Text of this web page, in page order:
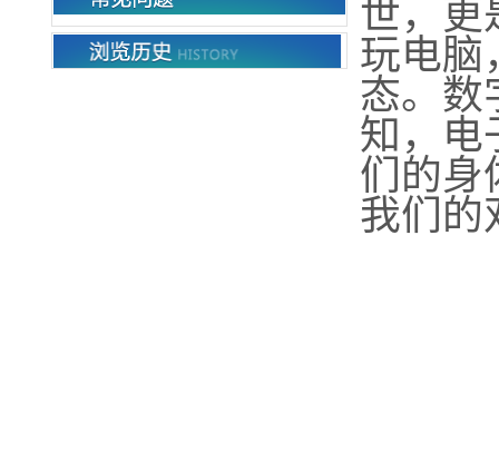
世，更
玩电脑
态。数
知，电
们的身
我们的